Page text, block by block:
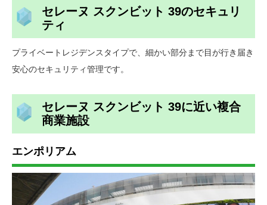
セレーヌ スクンビット 39のセキュリ
ティ
プライベートレジデンスタイプで、細かい部分まで目が行き届き
安心のセキュリティ管理です。
セレーヌ スクンビット 39に近い複合
商業施設
エンポリアム